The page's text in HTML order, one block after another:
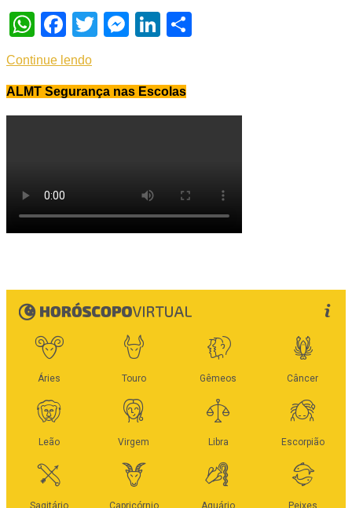
WhatsApp
Facebook
TwitterMessenger
LinkedIn
Continue lendo
ALMT Segurança nas Escolas